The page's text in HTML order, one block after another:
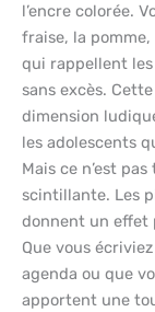
l’encre colorée.
fraise, la
qui rappellent
sans excès.
dimension
les adolescents
Mais ce n’est
scintillante. Les
donnent un effet
Que vous
agenda ou que
apportent une